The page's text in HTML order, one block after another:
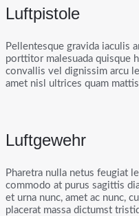
Luftpistole
Pellentesque gravida iaculis
porttitor malesuada quisque
convallis vel dignissim arcu
amet nisl ultrices quam
Luftgewehr
Pharetra nulla netus feugiat
commodo at purus sagittis
et urna nunc, amet ac nunc,
placerat massa dictumst